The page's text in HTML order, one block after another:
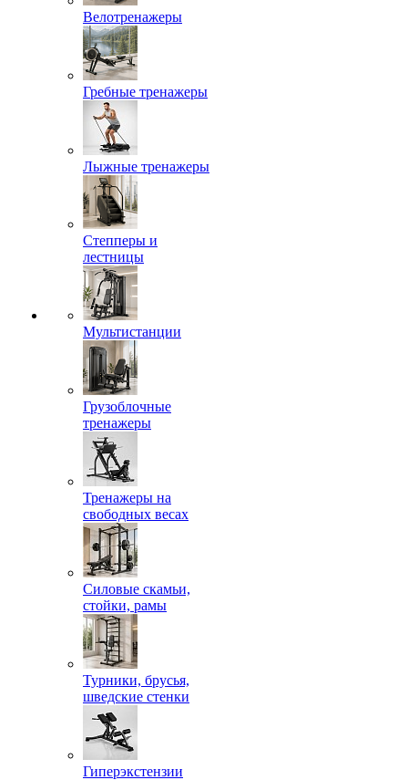
Велотренажеры
Гребные тренажеры
Лыжные тренажеры
Степперы и
лестницы
Мультистанции
Грузоблочные
тренажеры
Тренажеры на
свободных весах
Силовые скамьи,
стойки, рамы
Турники, брусья,
шведские стенки
Гиперэкстензии